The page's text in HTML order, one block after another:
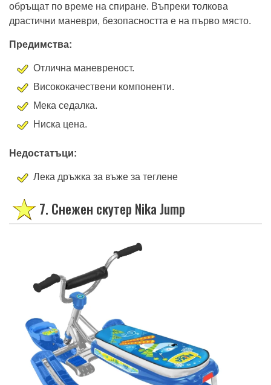
обръщат по време на спиране. Въпреки толкова
драстични маневри, безопасността е на първо място.
Предимства:
Отлична маневреност.
Висококачествени компоненти.
Мека седалка.
Ниска цена.
Недостатъци:
Лека дръжка за въже за теглене
7. Снежен скутер Nika Jump